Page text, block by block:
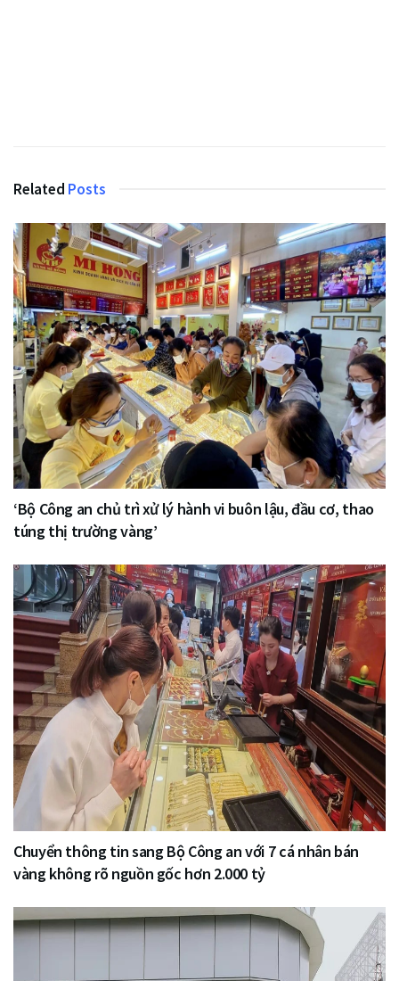
Related Posts
‘Bộ Công an chủ trì xử lý hành vi buôn lậu, đầu cơ, thao
túng thị trường vàng’
Chuyển thông tin sang Bộ Công an với 7 cá nhân bán
vàng không rõ nguồn gốc hơn 2.000 tỷ